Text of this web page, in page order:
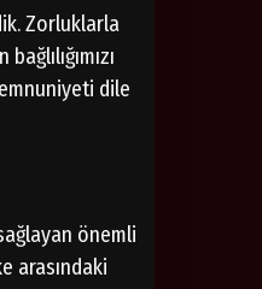
Zorluklarla
dile
önemli
arasındaki